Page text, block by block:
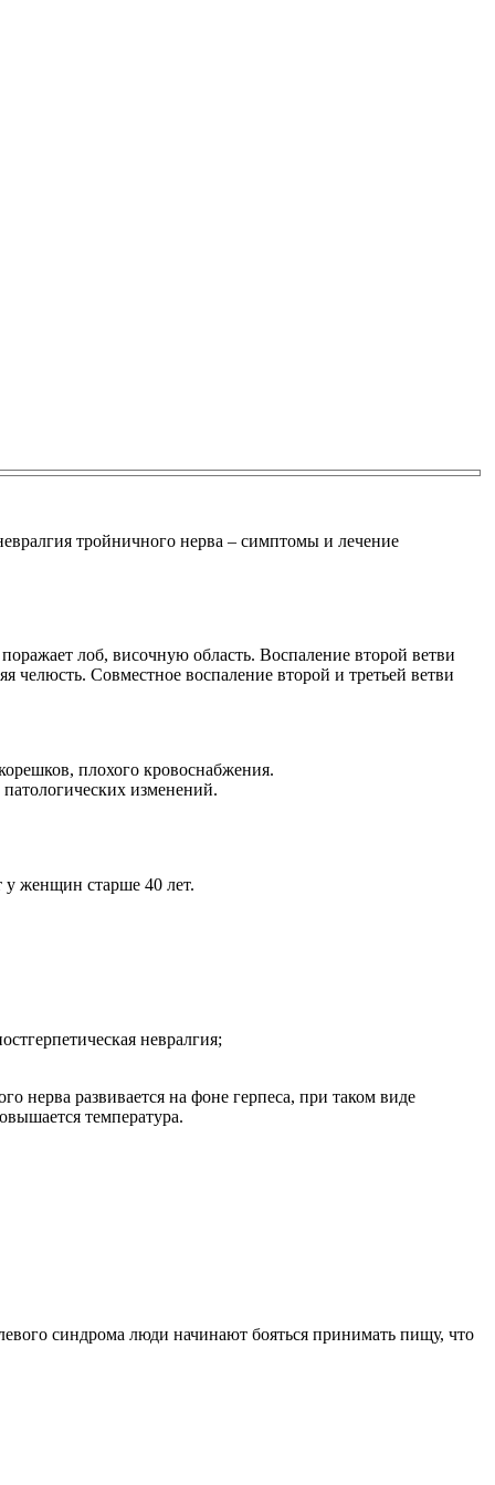
тройничного нерва – симптомы и лечение
лоб, височную область. Воспаление второй ветви
Совместное воспаление второй и третьей ветви
плохого кровоснабжения.
изменений.
у женщин старше 40 лет.
невралгия;
нерва развивается на фоне герпеса, при таком виде
температура.
синдрома люди начинают бояться принимать пищу, что